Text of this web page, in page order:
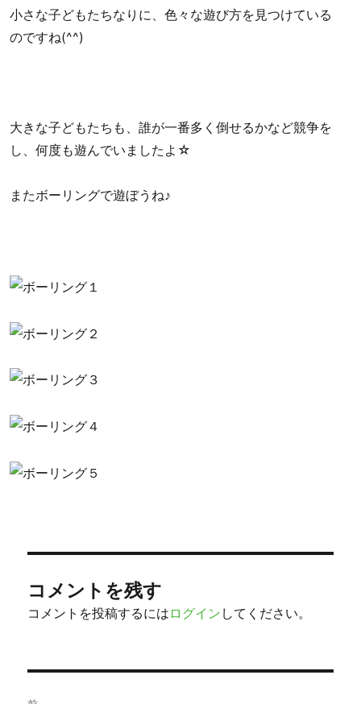
小さな子どもたちなりに、色々な遊び方を見つけている
のですね(^^)
大きな子どもたちも、誰が一番多く倒せるかなど競争を
し、何度も遊んでいましたよ☆
またボーリングで遊ぼうね♪
コメントを残す
コメントを投稿するには ログイン してください。